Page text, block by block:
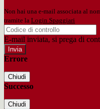
Non hai una e-mail associata al
tramite la Login Spaggiari
E-mail inviata, si prega di
Errore
Chiudi
Successo
Chiudi